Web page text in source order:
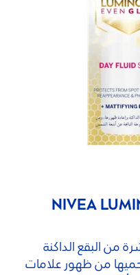
NIVEA
من البقع الداكنة
من ظهور علامات